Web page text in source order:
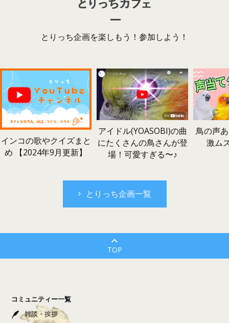
とりっち企画を楽しもう！参加しよう！
インコの歌やクイズまと
め 【2024年9月更新】
アイドル(YOASOBI)の曲
にたくさんの鳥さんが登
場！可愛すぎる〜♪
鳥の声
激ム
とりっち企画一覧
TOP
コミュニティー一覧
雑談・挨拶